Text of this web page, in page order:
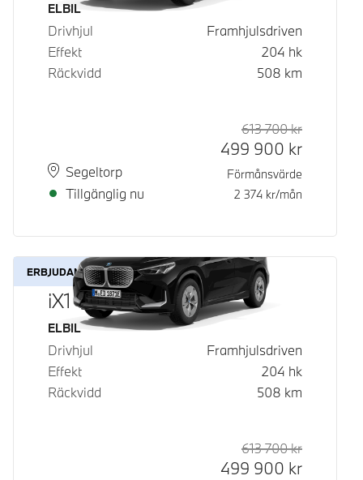
Bränsle
ELBIL
Drivhjul
Framhjulsdriven
Effekt
204 hk
Räckvidd
508 km
PlatsSegeltorp
Leveranstid
Tillgänglig nu
Rek. ord
613 700kr
499 900 kr
Förmånsvärde
2 374 kr/mån
ERBJUDANDE
iX1 eDrive20
Bränsle
ELBIL
Drivhjul
Framhjulsdriven
Effekt
204 hk
Räckvidd
508 km
Rek. ord
613 700kr
499 900 kr